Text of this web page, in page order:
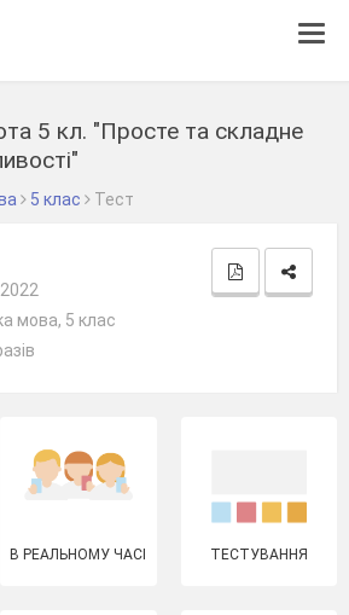
5 кл. "Просте та складне
5 клас Тест
мова, 5 клас
В РЕАЛЬНОМУ ЧАСІ ТЕСТУВАННЯ